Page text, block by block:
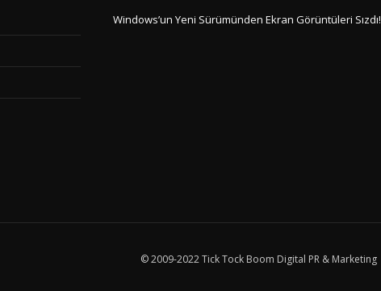
Windows’un Yeni Sürümünden Ekran Görüntüleri Sızdı!
© 2009-2022 Tick Tock Boom Digital PR & Marketing